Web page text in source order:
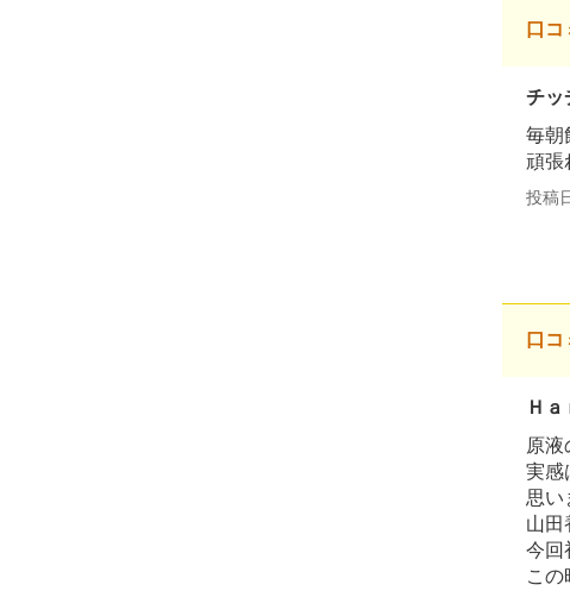
口コ
チッ
毎朝
頑張
投稿
口コ
Ｈ
原液
実感
思い
山田
今回
こ